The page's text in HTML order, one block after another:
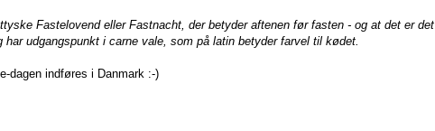
Fastelovend eller Fastnacht, der betyder aftenen før fasten - og at det er det
udgangspunkt i carne vale, som på latin betyder farvel til kødet.
dagen indføres i Danmark :-)